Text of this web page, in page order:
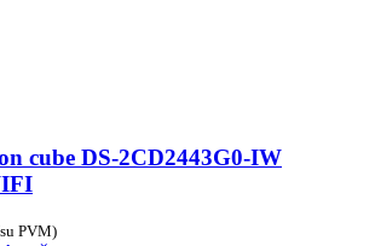
cube DS-2CD2443G0-IW
PVM)